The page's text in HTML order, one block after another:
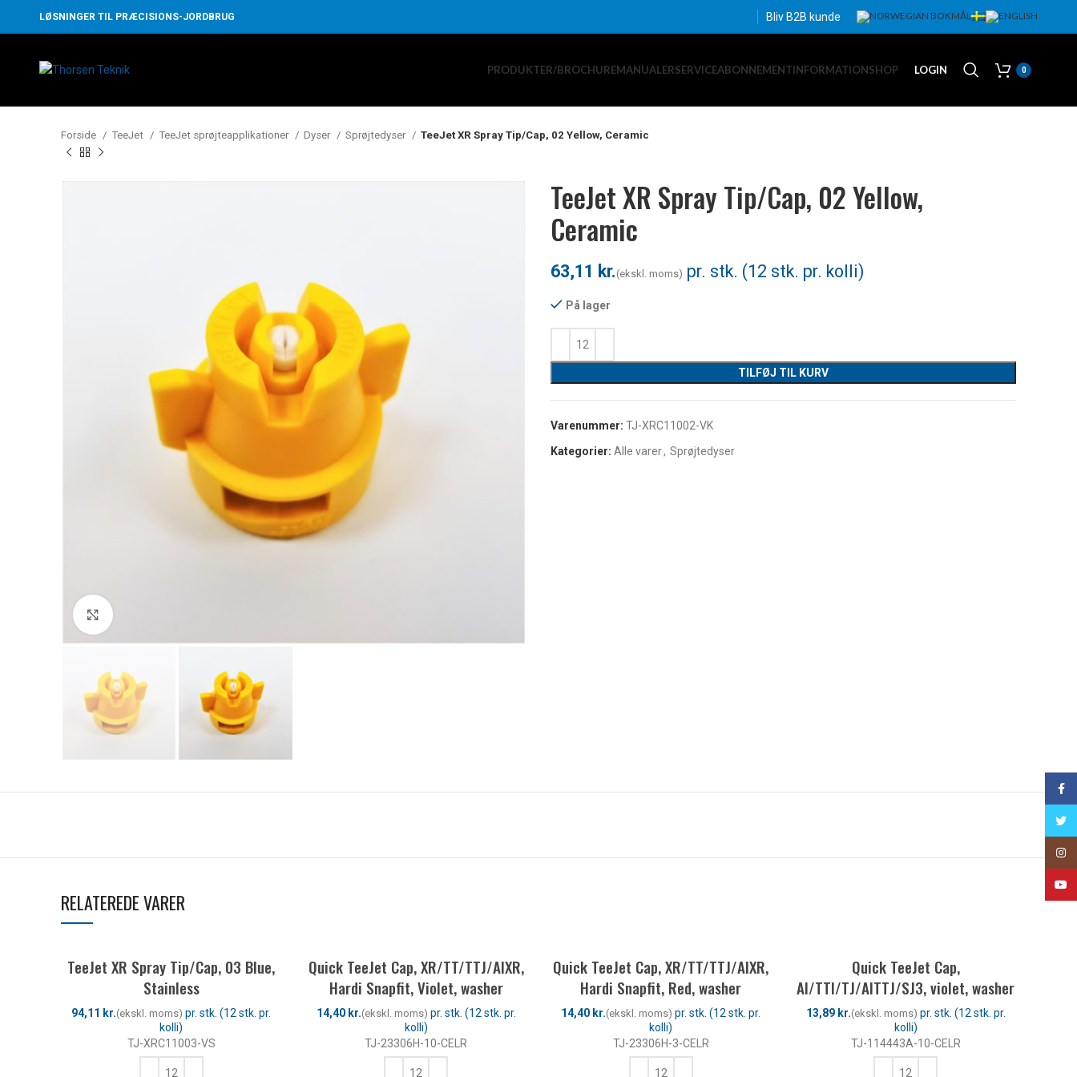
LØSNINGER TIL PRÆCISIONS-JORDBRUG Bliv B2B kunde
PRODUKTER/BROCHUREMANUALERSERVICEABONNEMENTINFORMATIONSHOP LOGIN 0
Forside TeeJet TeeJet sprøjteapplikationer Dyser Sprøjtedyser TeeJet XR Spray Tip/Cap, 02 Yellow, Ceramic
TeeJet XR Spray Tip/Cap, 02 Yellow,
Ceramic
kr.
På lager
TILFØJ TIL KURV
Varenummer: TJ-XRC11002-VK
Kategorier: Alle varer, Sprøjtedyser
RELATEREDE VARER
TeeJet XR Spray Tip/Cap, 03 Blue,
Stainless
kr.
TJ-XRC11003-VS
Quick TeeJet Cap, XR/TT/TTJ/AIXR,
Hardi Snapfit, Violet, washer
kr.
TJ-23306H-10-CELR
Quick TeeJet Cap, XR/TT/TTJ/AIXR,
Hardi Snapfit, Red, washer
kr.
TJ-23306H-3-CELR
Quick TeeJet Cap,
AI/TTI/TJ/AITTJ/SJ3, violet, washer
kr.
TJ-114443A-10-CELR